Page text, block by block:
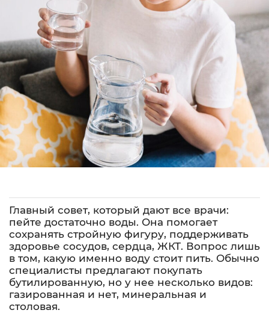
Главный совет, который дают все врачи:
пейте достаточно воды. Она помогает
сохранять стройную фигуру, поддерживать
здоровье сосудов, сердца, ЖКТ. Вопрос лишь
в том, какую именно воду стоит пить. Обычно
специалисты предлагают покупать
бутилированную, но у нее несколько видов:
газированная и нет, минеральная и
столовая.